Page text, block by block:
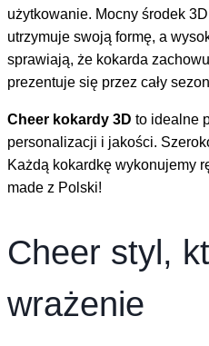
użytkowanie. Mocny środek
utrzymuje swoją formę, a
sprawiają, że kokarda
prezentuje się przez cały
Cheer kokardy 3D to idealne
personalizacji i jakości.
Każdą kokardkę wykonujemy
made z Polski!
Cheer styl,
wrażenie